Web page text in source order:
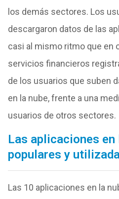
los demás sectores. Los
descargaron datos de las
casi al mismo ritmo que en
servicios financieros
de los usuarios que suben
en la nube, frente a una
usuarios de otros sectores.
Las aplicaciones en
populares y
Las 10 aplicaciones en la